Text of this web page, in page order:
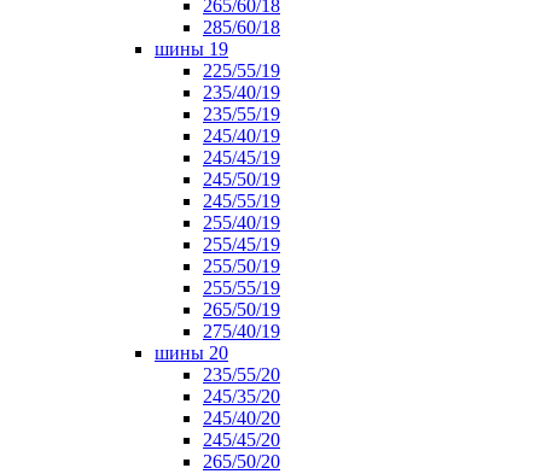
265/60/18
285/60/18
шины 19
225/55/19
235/40/19
235/55/19
245/40/19
245/45/19
245/50/19
245/55/19
255/40/19
255/45/19
255/50/19
255/55/19
265/50/19
275/40/19
шины 20
235/55/20
245/35/20
245/40/20
245/45/20
265/50/20